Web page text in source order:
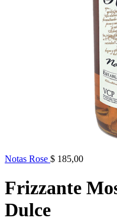
Notas Rose $ 185,00
Frizzante
Dulce